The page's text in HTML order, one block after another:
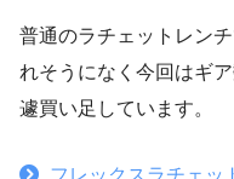
普通のラチェットレン
れそうになく今回はギ
遽買い足しています。